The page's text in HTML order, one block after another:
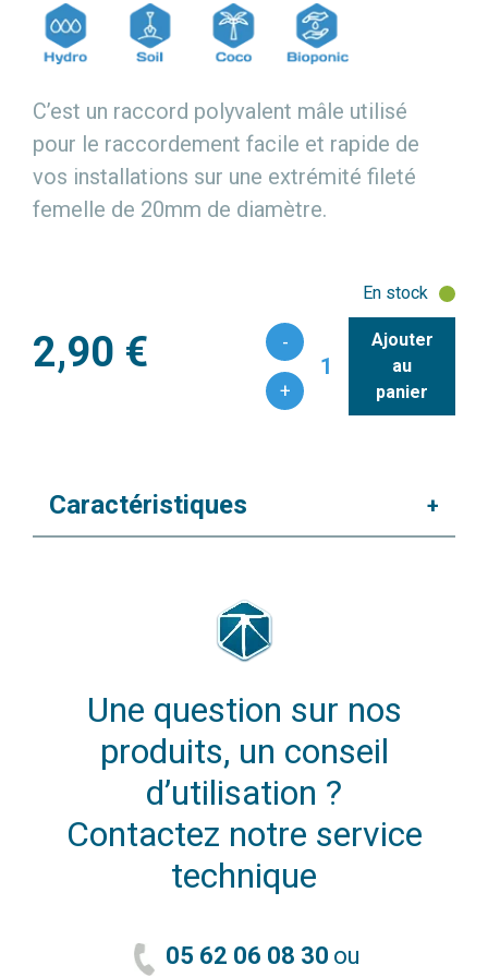
C’est un raccord polyvalent mâle utilisé
pour le raccordement facile et rapide de
vos installations sur une extrémité fileté
femelle de 20mm de diamètre.
2,90 €
En stock
Ajouter
au
panier
-
+
1
Caractéristiques +
Une question sur nos
produits, un conseil
d’utilisation ?
Contactez notre service
technique
05 62 06 08 30 ou